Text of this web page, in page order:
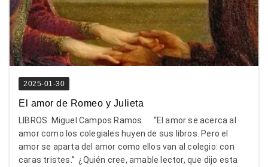
2025-01-30
El amor de Romeo y Julieta
LIBROS Miguel Campos Ramos “El amor se acerca al
amor como los colegiales huyen de sus libros. Pero el
amor se aparta del amor como ellos van al colegio: con
caras tristes.” ¿Quién cree, amable lector, que dijo esta